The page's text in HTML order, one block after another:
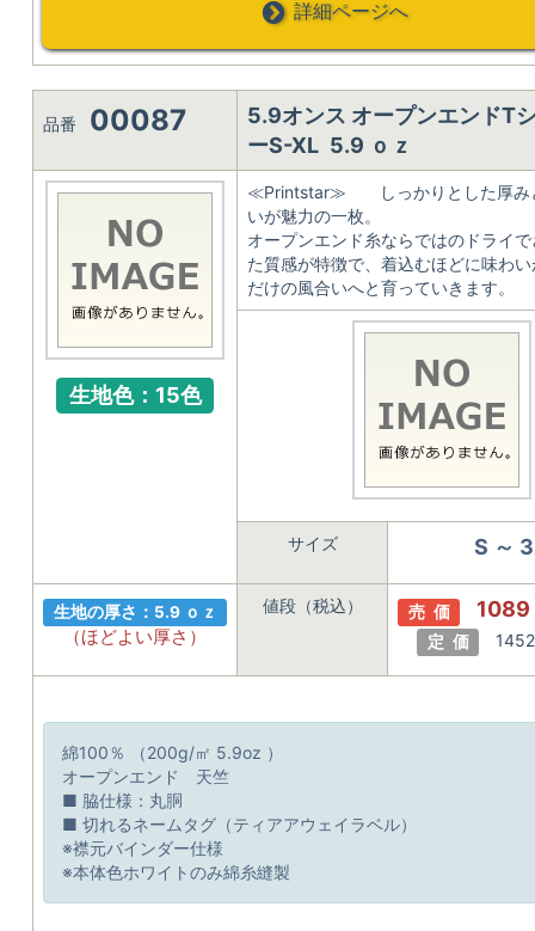
詳細ページへ
品番 00087
5.9オンス オープンエンドT
ーS-XL 5.9 ｏｚ
生地色：15色
≪Printstar≫ しっかりとした厚み
いが魅力の一枚。
オープンエンド糸ならではのドライ
た質感が特徴で、着込むほどに味わ
だけの風合いへと育っていきます。
サイズ S ～
生地の厚さ：5.9 ｏｚ
（ほどよい厚さ）
値段（税込） 売 価 1089
定 価
綿100％ （200g/㎡ 5.9oz ）
オープンエンド 天竺
■ 脇仕様：丸胴
■ 切れるネームタグ（ティアアウェイラベル）
※襟元バインダー仕様
※本体色ホワイトのみ綿糸縫製